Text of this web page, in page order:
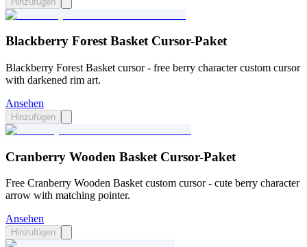
Blackberry Forest Basket Cursor-Paket
Blackberry Forest Basket cursor - free berry character custom cursor
with darkened rim art.
Ansehen
Hinzufügen
Cranberry Wooden Basket Cursor-Paket
Free Cranberry Wooden Basket custom cursor - cute berry character
arrow with matching pointer.
Ansehen
Hinzufügen